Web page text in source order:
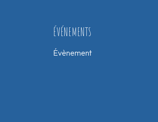
ÉVÉNEMENTS
Évènement